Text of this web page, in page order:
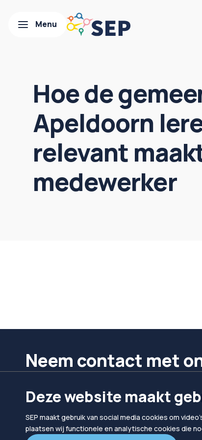
Hoe de
Apeldoorn
relevant
medewerker
Neem contact met
024 302 10 10 hallo@sep.nl
Deze website maakt
SEP maakt gebruik van social media cookies om
plaatsen wij functionele en analytische cookies die